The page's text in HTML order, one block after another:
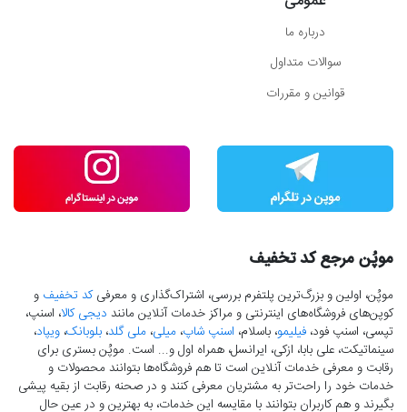
درباره ما
سوالات متداول
قوانین و مقررات
موپُن مرجع کد تخفیف
موپُن، اولین و بزرگ‌ترین پلتفرم بررسی، اشتراک‌گذاری و معرفیکد تخفیف و
کوپن‌های فروشگاه‌های اینترنتی و مراکز خدمات آنلاین مانند دیجی کالا، اسنپ،
تپسی، اسنپ فود، فیلیمو، باسلام، اسنپ شاپ، میلی، ملی گلد، بلوبانک، ویپاد،
سینماتیکت، علی بابا، ازکی، ایرانسل، همراه اول و... است. موپُن بستری برای
رقابت و معرفی خدمات آنلاین است تا هم فروشگاه‌ها بتوانند محصولات و
خدمات خود را راحت‌تر به مشتریان معرفی کنند و در صحنه رقابت از بقیه پیشی
بگیرند و هم کاربران بتوانند با مقایسه این خدمات، به بهترین و در عین حال